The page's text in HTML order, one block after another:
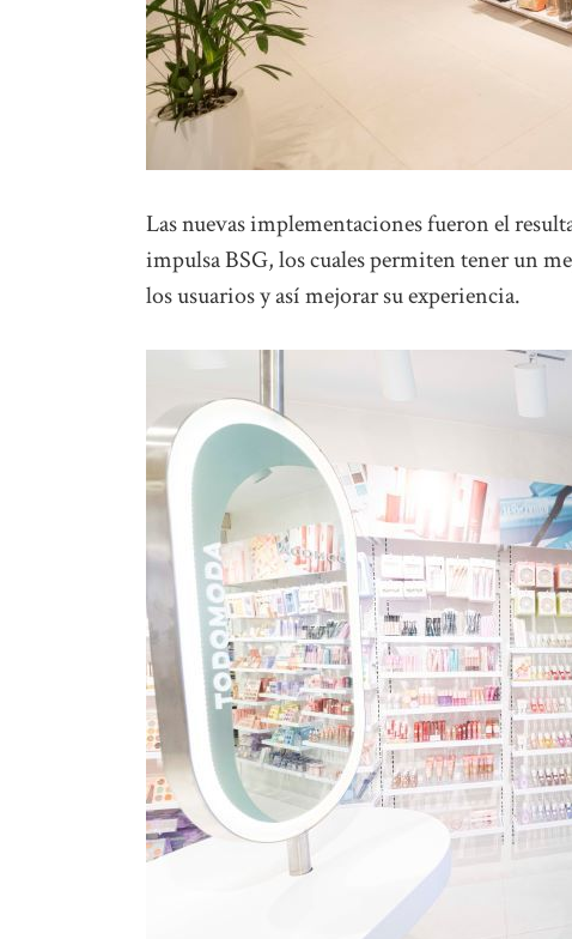
Las nuevas implementaciones fueron el
impulsa BSG, los cuales permiten tener un
los usuarios y así mejorar su experiencia.